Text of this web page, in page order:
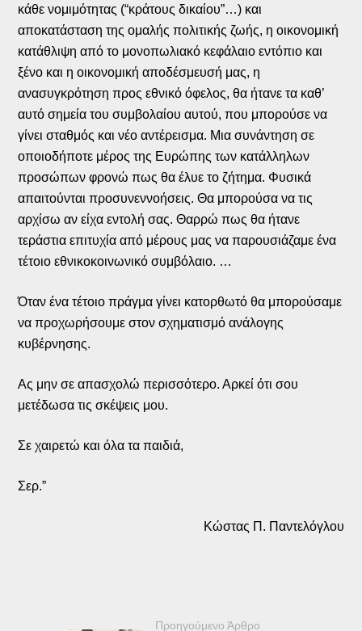
κάθε νομιμότητας (“κράτους δικαίου”…) και
αποκατάσταση της ομαλής πολιτικής ζωής, η οικονομική
κατάθλιψη από το μονοπωλιακό κεφάλαιο εντόπιο και
ξένο και η οικονομική αποδέσμευσή μας, η
ανασυγκρότηση προς εθνικό όφελος, θα ήτανε τα καθ’
αυτό σημεία του συμβολαίου αυτού, που μπορούσε να
γίνει σταθμός και νέο αντέρεισμα. Μια συνάντηση σε
οποιοδήποτε μέρος της Ευρώπης των κατάλληλων
προσώπων φρονώ πως θα έλυε το ζήτημα. Φυσικά
απαιτούνται προσυνεννοήσεις. Θα μπορούσα να τις
αρχίσω αν είχα εντολή σας. Θαρρώ πως θα ήτανε
τεράστια επιτυχία από μέρους μας να παρουσιάζαμε ένα
τέτοιο εθνικοκοινωνικό συμβόλαιο. …
Όταν ένα τέτοιο πράγμα γίνει κατορθωτό θα μπορούσαμε
να προχωρήσουμε στον σχηματισμό ανάλογης
κυβέρνησης.
Ας μην σε απασχολώ περισσότερο. Αρκεί ότι σου
μετέδωσα τις σκέψεις μου.
Σε χαιρετώ και όλα τα παιδιά,
Σερ.”
Κώστας Π. Παντελόγλου
Προηγούμενο Άρθρο